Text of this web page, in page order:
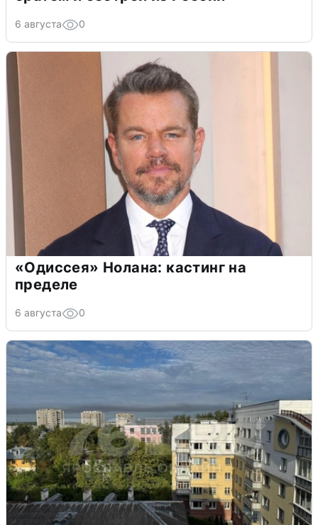
6 августа 0
«Одиссея» Нолана: кастинг на
пределе
6 августа 0